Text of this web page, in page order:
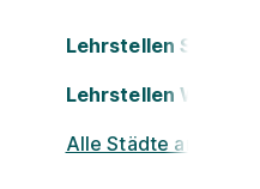
Lehrstellen St.
Lehrstellen Wels
Alle Städte ansehen